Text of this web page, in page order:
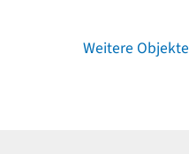
Weitere Objekte